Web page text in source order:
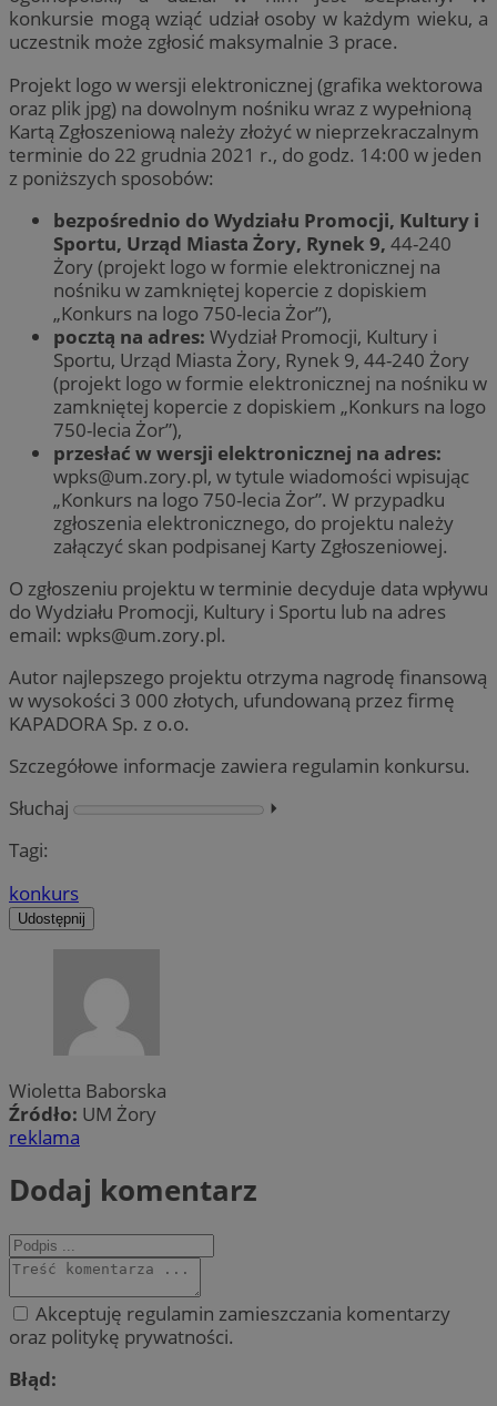
konkursie mogą wziąć udział osoby w każdym wieku, a
uczestnik może zgłosić maksymalnie 3 prace.
Projekt logo w wersji elektronicznej (grafika wektorowa
oraz plik jpg) na dowolnym nośniku wraz z wypełnioną
Kartą Zgłoszeniową należy złożyć w nieprzekraczalnym
terminie do 22 grudnia 2021 r., do godz. 14:00 w jeden
z poniższych sposobów:
bezpośrednio do Wydziału Promocji, Kultury i
Sportu, Urząd Miasta Żory, Rynek 9, 44-240
Żory (projekt logo w formie elektronicznej na
nośniku w zamkniętej kopercie z dopiskiem
„Konkurs na logo 750-lecia Żor”),
pocztą na adres: Wydział Promocji, Kultury i
Sportu, Urząd Miasta Żory, Rynek 9, 44-240 Żory
(projekt logo w formie elektronicznej na nośniku w
zamkniętej kopercie z dopiskiem „Konkurs na logo
750-lecia Żor”),
przesłać w wersji elektronicznej na adres:
wpks@um.zory.pl, w tytule wiadomości wpisując
„Konkurs na logo 750-lecia Żor”. W przypadku
zgłoszenia elektronicznego, do projektu należy
załączyć skan podpisanej Karty Zgłoszeniowej.
O zgłoszeniu projektu w terminie decyduje data wpływu
do Wydziału Promocji, Kultury i Sportu lub na adres
email: wpks@um.zory.pl.
Autor najlepszego projektu otrzyma nagrodę finansową
w wysokości 3 000 złotych, ufundowaną przez firmę
KAPADORA Sp. z o.o.
Szczegółowe informacje zawiera regulamin konkursu.
Słuchaj
⏵︎
Tagi:
konkurs
Udostępnij
Wioletta Baborska
Źródło: UM Żory
reklama
Dodaj komentarz
Akceptuję regulamin zamieszczania komentarzy
oraz politykę prywatności.
Błąd: